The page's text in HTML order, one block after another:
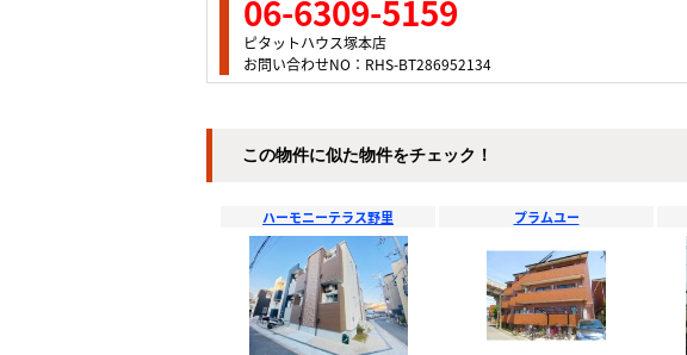
06-6309-5159
ピタットハウス塚本店
お問い合わせNO：RHS-BT286952134
この物件に似た物件をチェック！
ハーモニーテラス野里 プラムユー